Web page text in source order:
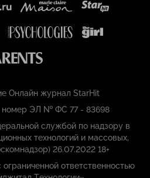
Онлайн журнал StarHit
номер ЭЛ № ФС 77 - 83698
службой по надзору в
технологий и массовых,
26.07.2022 18+
ответственностью